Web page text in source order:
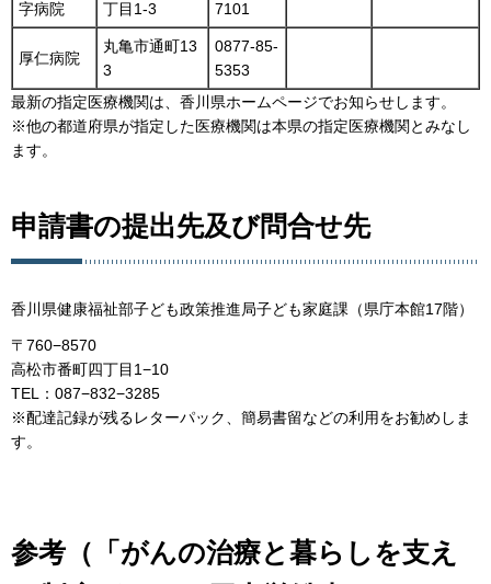
字病院
丁目1-3
7101
厚仁病院
丸亀市通町13
3
0877-85-
5353
最新の指定医療機関は、香川県ホームページでお知らせします。
※他の都道府県が指定した医療機関は本県の指定医療機関とみなし
ます。
申請書の提出先及び問合せ先
香川県健康福祉部子ども政策推進局子ども家庭課（県庁本館17階）
〒760−8570
高松市番町四丁目1−10
TEL：087−832−3285
※配達記録が残るレターパック、簡易書留などの利用をお勧めしま
す。
参考（「がんの治療と暮らしを支え